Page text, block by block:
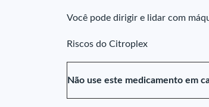
Você pode dirigir e lidar com
Riscos do Citroplex
Não use este medicamento em